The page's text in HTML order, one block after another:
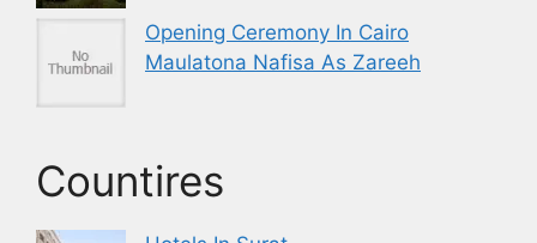
Opening Ceremony In Cairo
Maulatona Nafisa As Zareeh
Countires